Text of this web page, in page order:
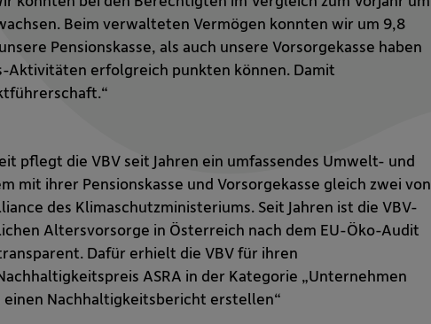
Beim verwalteten Vermögen konnten wir um 9,8
Pensionskasse, als auch unsere Vorsorgekasse haben
Aktivitäten erfolgreich punkten können. Damit
pflegt die VBV seit Jahren ein umfassendes Umwelt- und
mit ihrer Pensionskasse und Vorsorgekasse gleich zwei von
des Klimaschutzministeriums. Seit Jahren ist die VBV-
Altersvorsorge in Österreich nach dem EU-Öko-Audit
Dafür erhielt die VBV für ihren
ASRA in der Kategorie „Unternehmen
Nachhaltigkeitsbericht erstellen“